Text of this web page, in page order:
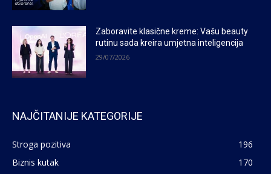
Zaboravite klasične kreme: Vašu beauty
rutinu sada kreira umjetna inteligencija
29/07/2026
NAJČITANIJE KATEGORIJE
Stroga pozitiva
196
Biznis kutak
170